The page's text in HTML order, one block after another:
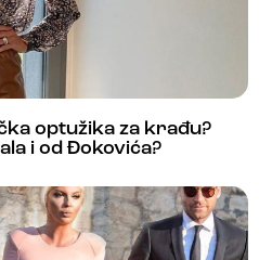
optužika za krađu?
i od Đokovića?